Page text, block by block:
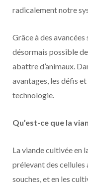
radicalement notre
Grâce à des
désormais possible
abattre d’animaux.
avantages, les défis
technologie.
Qu’est-ce que la
La viande cultivée en
prélevant des cellules
souches, et en les